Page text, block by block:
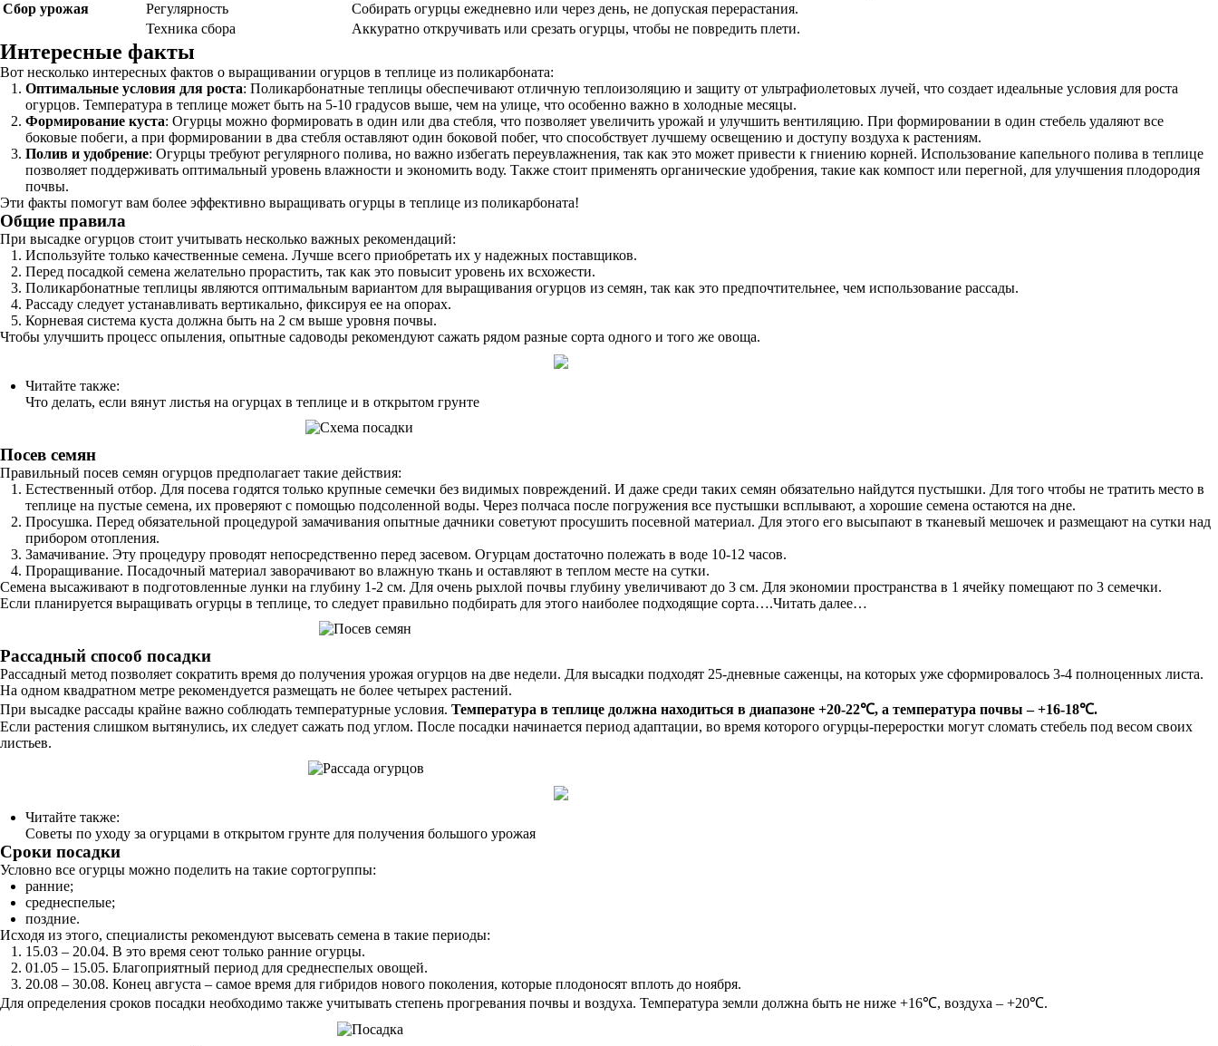
Сбор урожая
Регулярность
Собирать огурцы ежедневно или через день, не допуская перерастания.
Техника сбора
Аккуратно откручивать или срезать огурцы, чтобы не повредить плети.
Интересные факты
Вот несколько интересных фактов о выращивании огурцов в теплице из поликарбоната:
Оптимальные условия для роста: Поликарбонатные теплицы обеспечивают отличную теплоизоляцию и защиту от ультрафиолетовых лучей, что создает идеальные условия для роста
огурцов. Температура в теплице может быть на 5-10 градусов выше, чем на улице, что особенно важно в холодные месяцы.
Формирование куста: Огурцы можно формировать в один или два стебля, что позволяет увеличить урожай и улучшить вентиляцию. При формировании в один стебель удаляют все
боковые побеги, а при формировании в два стебля оставляют один боковой побег, что способствует лучшему освещению и доступу воздуха к растениям.
Полив и удобрение: Огурцы требуют регулярного полива, но важно избегать переувлажнения, так как это может привести к гниению корней. Использование капельного полива в теплице
позволяет поддерживать оптимальный уровень влажности и экономить воду. Также стоит применять органические удобрения, такие как компост или перегной, для улучшения плодородия
почвы.
Эти факты помогут вам более эффективно выращивать огурцы в теплице из поликарбоната!
Общие правила
При высадке огурцов стоит учитывать несколько важных рекомендаций:
Используйте только качественные семена. Лучше всего приобретать их у надежных поставщиков.
Перед посадкой семена желательно прорастить, так как это повысит уровень их всхожести.
Поликарбонатные теплицы являются оптимальным вариантом для выращивания огурцов из семян, так как это предпочтительнее, чем использование рассады.
Рассаду следует устанавливать вертикально, фиксируя ее на опорах.
Корневая система куста должна быть на 2 см выше уровня почвы.
Чтобы улучшить процесс опыления, опытные садоводы рекомендуют сажать рядом разные сорта одного и того же овоща.
Читайте также:
Что делать, если вянут листья на огурцах в теплице и в открытом грунте
Посев семян
Правильный посев семян огурцов предполагает такие действия:
Естественный отбор. Для посева годятся только крупные семечки без видимых повреждений. И даже среди таких семян обязательно найдутся пустышки. Для того чтобы не тратить место в
теплице на пустые семена, их проверяют с помощью подсоленной воды. Через полчаса после погружения все пустышки всплывают, а хорошие семена остаются на дне.
Просушка. Перед обязательной процедурой замачивания опытные дачники советуют просушить посевной материал. Для этого его высыпают в тканевый мешочек и размещают на сутки над
прибором отопления.
Замачивание. Эту процедуру проводят непосредственно перед засевом. Огурцам достаточно полежать в воде 10-12 часов.
Проращивание. Посадочный материал заворачивают во влажную ткань и оставляют в теплом месте на сутки.
Семена высаживают в подготовленные лунки на глубину 1-2 см. Для очень рыхлой почвы глубину увеличивают до 3 см. Для экономии пространства в 1 ячейку помещают по 3 семечки.
Если планируется выращивать огурцы в теплице, то следует правильно подбирать для этого наиболее подходящие сорта….Читать далее…
Рассадный способ посадки
Рассадный метод позволяет сократить время до получения урожая огурцов на две недели. Для высадки подходят 25-дневные саженцы, на которых уже сформировалось 3-4 полноценных листа.
На одном квадратном метре рекомендуется размещать не более четырех растений.
При высадке рассады крайне важно соблюдать температурные условия. Температура в теплице должна находиться в диапазоне +20-22℃, а температура почвы – +16-18℃.
Если растения слишком вытянулись, их следует сажать под углом. После посадки начинается период адаптации, во время которого огурцы-переростки могут сломать стебель под весом своих
листьев.
Читайте также:
Советы по уходу за огурцами в открытом грунте для получения большого урожая
Сроки посадки
Условно все огурцы можно поделить на такие сортогруппы:
ранние;
среднеспелые;
поздние.
Исходя из этого, специалисты рекомендуют высевать семена в такие периоды:
15.03 – 20.04. В это время сеют только ранние огурцы.
01.05 – 15.05. Благоприятный период для среднеспелых овощей.
20.08 – 30.08. Конец августа – самое время для гибридов нового поколения, которые плодоносят вплоть до ноября.
Для определения сроков посадки необходимо также учитывать степень прогревания почвы и воздуха. Температура земли должна быть не ниже +16℃, воздуха – +20℃.